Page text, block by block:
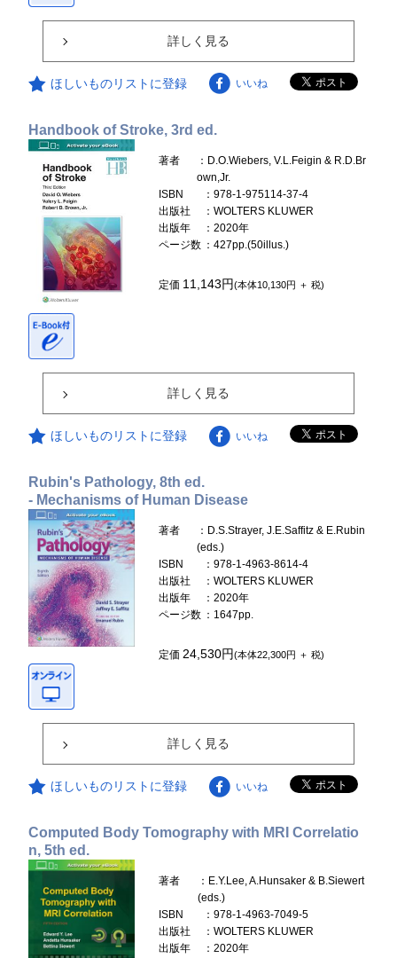
詳しく見る
ほしいものリストに登録 いいね
Handbook of Stroke, 3rd ed.
著者
：D.O.Wiebers, V.L.Feigin & R.D.Br
own,Jr.
ISBN
：978-1-975114-37-4
出版社
：WOLTERS KLUWER
出版年
：2020年
ページ数 ：427pp.(50illus.)
定価 11,143円(本体10,130円 ＋ 税)
詳しく見る
ほしいものリストに登録 いいね
Rubin's Pathology, 8th ed.
- Mechanisms of Human Disease
著者
：D.S.Strayer, J.E.Saffitz & E.Rubin
(eds.)
ISBN
：978-1-4963-8614-4
出版社
：WOLTERS KLUWER
出版年
：2020年
ページ数 ：1647pp.
定価24,530円(本体22,300円 ＋ 税)
詳しく見る
ほしいものリストに登録 いいね
Computed Body Tomography with MRI Correlatio
n, 5th ed.
著者
：E.Y.Lee, A.Hunsaker & B.Siewert
(eds.)
ISBN
：978-1-4963-7049-5
出版社
：WOLTERS KLUWER
出版年
：2020年